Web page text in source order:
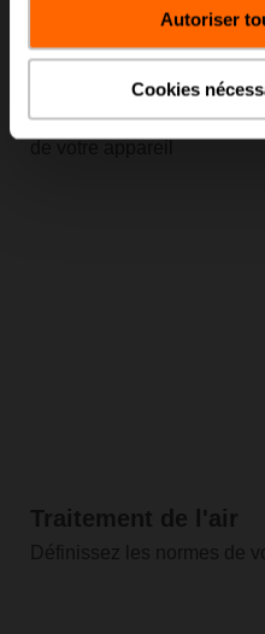
Autoriser
Cookies
Écosystème
Utilisez notre nouvelle app
Traitement de l'air
Définissez les normes de